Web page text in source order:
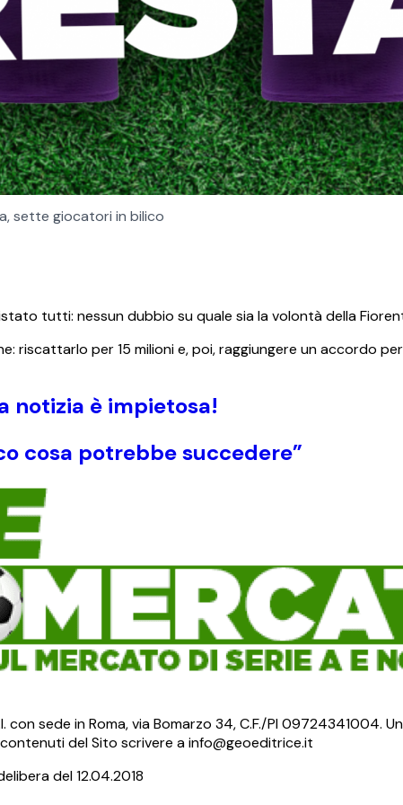
sette giocatori in bilico
tutti: nessun dubbio su quale sia la volontà della
riscattarlo per 15 milioni e, poi, raggiungere un accordo
notizia è impietosa!
cosa potrebbe succedere”
sede in Roma, via Bomarzo 34, C.F./PI
del Sito scrivere a info@geoeditrice.it
del 12.04.2018